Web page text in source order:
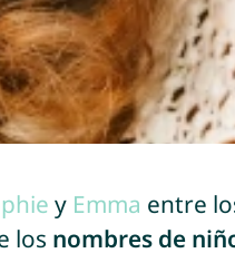
y Emma entre
los nombres de